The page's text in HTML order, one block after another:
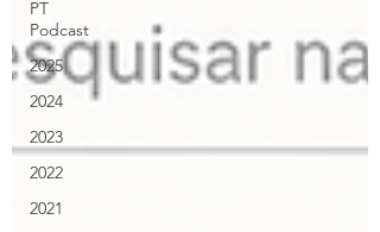
PT
Podcast
2025
2024
2023
2022
2021